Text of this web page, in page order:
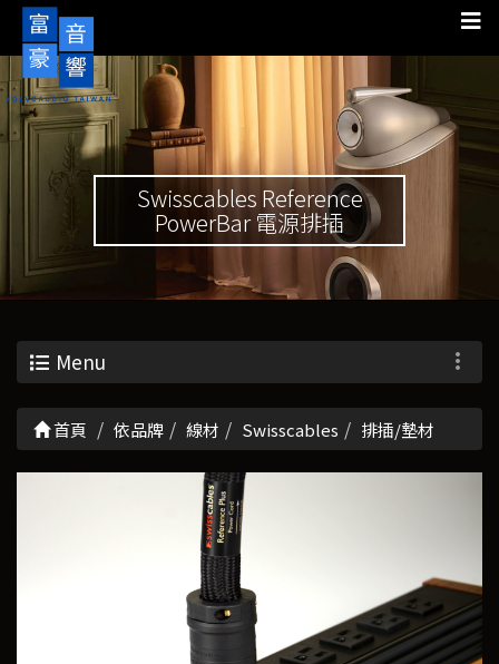
Swisscables Reference
PowerBar 電源排插
Menu
首頁 依品牌 線材 Swisscables 排插/墊材